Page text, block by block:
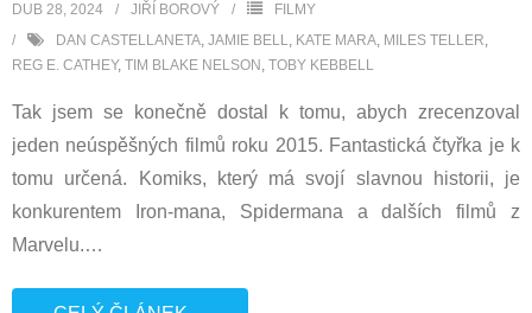
DUB 28, 2024 JIŘÍ BOROVÝ
FILMY
DAN CASTELLANETA, JAMIE BELL, KATE MARA, MILES TELLER,
REG E. CATHEY, TIM BLAKE NELSON , TOBY KEBBELL
Tak jsem se konečně dostal k tomu, abych zrecenzoval
jeden neúspěšných filmů roku 2015. Fantastická čtyřka je k
tomu určená. Komiks, který má svojí slavnou historii, je
konkurentem Iron-mana, Spidermana a dalších filmů z
Marvelu.…